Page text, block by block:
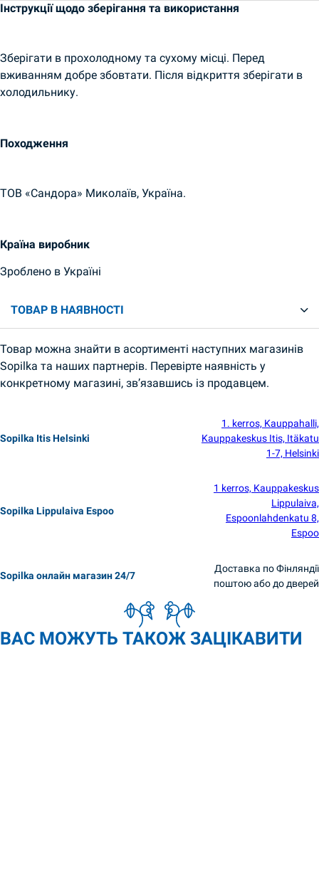
Інструкції щодо зберігання та використання
Зберігати в прохолодному та сухому місці. Перед
вживанням добре збовтати. Після відкриття зберігати в
холодильнику.
Походження
ТОВ «Сандора» Миколаїв, Україна.
Країна виробник
Зроблено в Україні
ТОВАР В НАЯВНОСТІ
Товар можна знайти в асортименті наступних магазинів
Sopilka та наших партнерів. Перевірте наявність у
конкретному магазині, зв’язавшись із продавцем.
Sopilka Itis Helsinki
1. kerros, Kauppahalli,
Kauppakeskus Itis, Itäkatu
1-7, Helsinki
Sopilka Lippulaiva Espoo
1 kerros, Kauppakeskus
Lippulaiva,
Espoonlahdenkatu 8,
Espoo
Sopilka онлайн магазин 24/7
Доставка по Фінляндії
поштою або до дверей
ВАС МОЖУТЬ ТАКОЖ ЗАЦІКАВИТИ